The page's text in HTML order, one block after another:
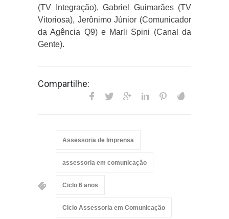
(TV Integração), Gabriel Guimarães (TV
Vitoriosa), Jerônimo Júnior (Comunicador
da Agência Q9) e Marli Spini (Canal da
Gente).
Compartilhe:
Assessoria de Imprensa
assessoria em comunicação
Ciclo 6 anos
Ciclo Assessoria em Comunicação